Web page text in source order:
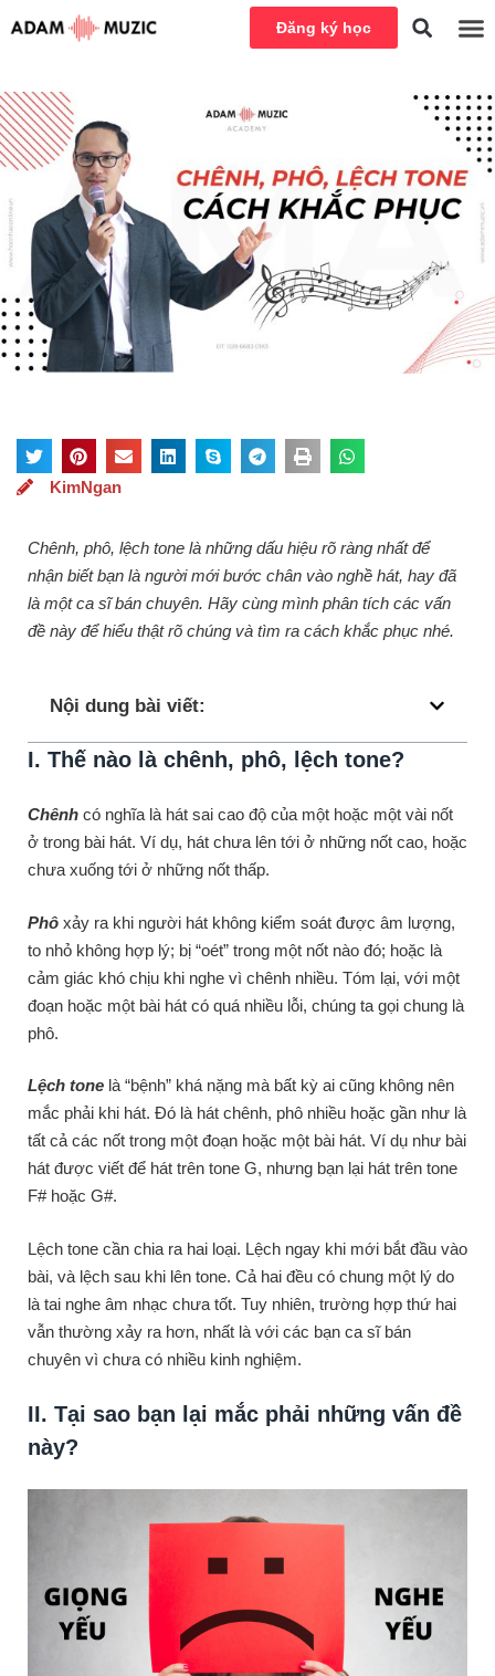
Đăng ký học
KimNgan
Chênh, phô, lệch tone là những dấu hiệu rõ ràng nhất để
nhận biết bạn là người mới bước chân vào nghề hát, hay đã
là một ca sĩ bán chuyên. Hãy cùng mình phân tích các vấn
đề này để hiểu thật rõ chúng và tìm ra cách khắc phục nhé.
Nội dung bài viết:
I. Thế nào là chênh, phô, lệch tone?
Chênh có nghĩa là hát sai cao độ của một hoặc một vài nốt
ở trong bài hát. Ví dụ, hát chưa lên tới ở những nốt cao, hoặc
chưa xuống tới ở những nốt thấp.
Phô xảy ra khi người hát không kiểm soát được âm lượng,
to nhỏ không hợp lý; bị “oét” trong một nốt nào đó; hoặc là
cảm giác khó chịu khi nghe vì chênh nhiều. Tóm lại, với một
đoạn hoặc một bài hát có quá nhiều lỗi, chúng ta gọi chung là
phô.
Lệch tone là “bệnh” khá nặng mà bất kỳ ai cũng không nên
mắc phải khi hát. Đó là hát chênh, phô nhiều hoặc gần như là
tất cả các nốt trong một đoạn hoặc một bài hát. Ví dụ như bài
hát được viết để hát trên tone G, nhưng bạn lại hát trên tone
F# hoặc G#.
Lệch tone cần chia ra hai loại. Lệch ngay khi mới bắt đầu vào
bài, và lệch sau khi lên tone. Cả hai đều có chung một lý do
là tai nghe âm nhạc chưa tốt. Tuy nhiên, trường hợp thứ hai
vẫn thường xảy ra hơn, nhất là với các bạn ca sĩ bán
chuyên vì chưa có nhiều kinh nghiệm.
II. Tại sao bạn lại mắc phải những vấn đề
này?